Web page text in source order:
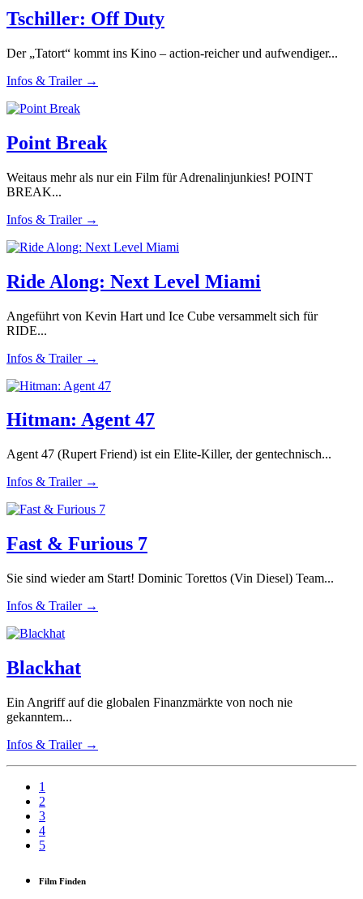
Tschiller: Off Duty
Der „Tatort“ kommt ins Kino – action-reicher und aufwendiger...
Infos & Trailer →
Point Break
Weitaus mehr als nur ein Film für Adrenalinjunkies! POINT
BREAK...
Infos & Trailer →
Ride Along: Next Level Miami
Angeführt von Kevin Hart und Ice Cube versammelt sich für
RIDE...
Infos & Trailer →
Hitman: Agent 47
Agent 47 (Rupert Friend) ist ein Elite-Killer, der gentechnisch...
Infos & Trailer →
Fast & Furious 7
Sie sind wieder am Start! Dominic Torettos (Vin Diesel) Team...
Infos & Trailer →
Blackhat
Ein Angriff auf die globalen Finanzmärkte von noch nie
gekanntem...
Infos & Trailer →
1
2
3
4
5
Film Finden